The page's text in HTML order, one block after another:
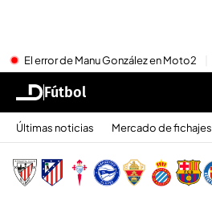
El error de Manu González en Moto2
Fútbol
Últimas noticias Mercado de fichajes